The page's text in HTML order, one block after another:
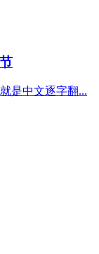
是中文逐字翻...